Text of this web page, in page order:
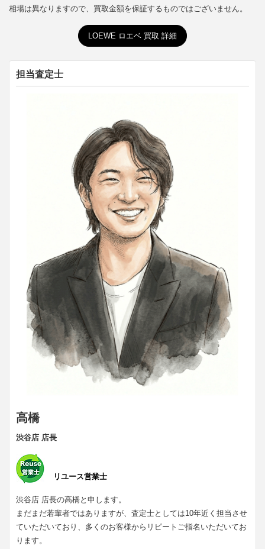
相場は異なりますので、買取金額を保証するものではございません。
LOEWE ロエベ 買取 詳細
担当査定士
高橋
渋谷店 店長
リユース営業士
渋谷店 店長の高橋と申します。
まだまだ若輩者ではありますが、査定士としては10年近く担当させ
ていただいており、多くのお客様からリピートご指名いただいてお
ります。